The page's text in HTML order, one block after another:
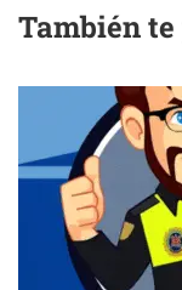
También